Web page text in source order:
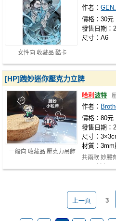
女性向 收藏品 酷卡
作者：GEN.
價格：30元
發售日期：
尺寸：A6
一般向 收藏品 壓克力吊飾
[HP]跩妙迷你壓克力立牌
哈利波特
作者：
價格：80元
發售日期：
尺寸：
材質：
共兩款 妙麗
上一頁 3